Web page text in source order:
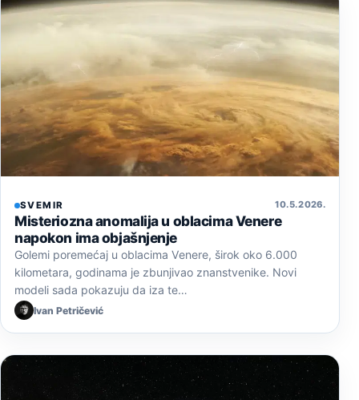
SVEMIR 10. 5. 2026.
Misteriozna anomalija u oblacima Venere
napokon ima objašnjenje
Golemi poremećaj u oblacima Venere, širok oko 6.000
kilometara, godinama je zbunjivao znanstvenike. Novi
modeli sada pokazuju da iza te…
Ivan Petričević